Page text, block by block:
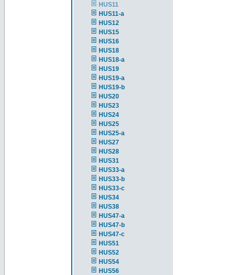
HUS11
HUS11-a
HUS12
HUS15
HUS16
HUS18
HUS18-a
HUS19
HUS19-a
HUS19-b
HUS20
HUS23
HUS24
HUS25
HUS25-a
HUS27
HUS28
HUS31
HUS33-a
HUS33-b
HUS33-c
HUS34
HUS38
HUS47-a
HUS47-b
HUS47-c
HUS51
HUS52
HUS54
HUS56